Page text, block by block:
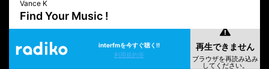
Vance K
Find Your Music !
interfmを今すぐ聴く!!
利用規約等